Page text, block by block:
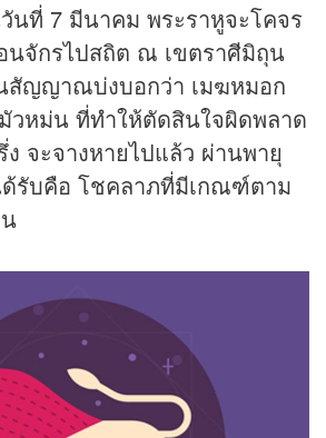
ที่ 7 มีนาคม พระราหูจะโคจร
นจักรไปสถิต ณ เขตราศีมิถุน
สัญญาณบ่งบอกว่า เมฆหมอก
วหม่น ที่ทำให้ตัดสินใจผิดพลาด
จะจางหายไปแล้ว ผ่านพายุ
ด้รับคือ โชคลาภที่มีเกณฑ์ตาม